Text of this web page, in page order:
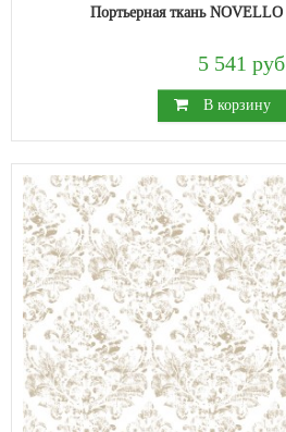
Портьерная ткань
5 541
В корзину